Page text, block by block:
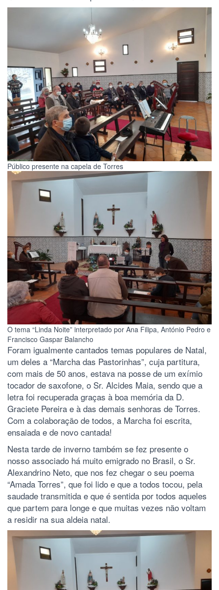
Público presente na capela de Torres
O tema “Linda Noite” interpretado por Ana Filipa, António Pedro e
Francisco Gaspar Balancho
Foram igualmente cantados temas populares de Natal,
um deles a “Marcha das Pastorinhas”, cuja partitura,
com mais de 50 anos, estava na posse de um exímio
tocador de saxofone, o Sr. Alcides Maia, sendo que a
letra foi recuperada graças à boa memória da D.
Graciete Pereira e à das demais senhoras de Torres.
Com a colaboração de todos, a Marcha foi escrita,
ensaiada e de novo cantada!
Nesta tarde de inverno também se fez presente o
nosso associado há muito emigrado no Brasil, o Sr.
Alexandrino Neto, que nos fez chegar o seu poema
“Amada Torres”, que foi lido e que a todos tocou, pela
saudade transmitida e que é sentida por todos aqueles
que partem para longe e que muitas vezes não voltam
a residir na sua aldeia natal.